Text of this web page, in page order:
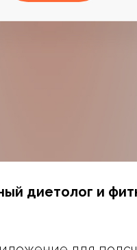
диетолог и